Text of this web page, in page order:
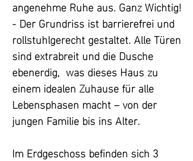
angenehme Ruhe aus. Ganz Wichtig!
- Der Grundriss ist barrierefrei und
rollstuhlgerecht gestaltet. Alle Türen
sind extrabreit und die Dusche
ebenerdig,  was dieses Haus zu
einem idealen Zuhause für alle
Lebensphasen macht – von der
jungen Familie bis ins Alter.
Im Erdgeschoss befinden sich 3